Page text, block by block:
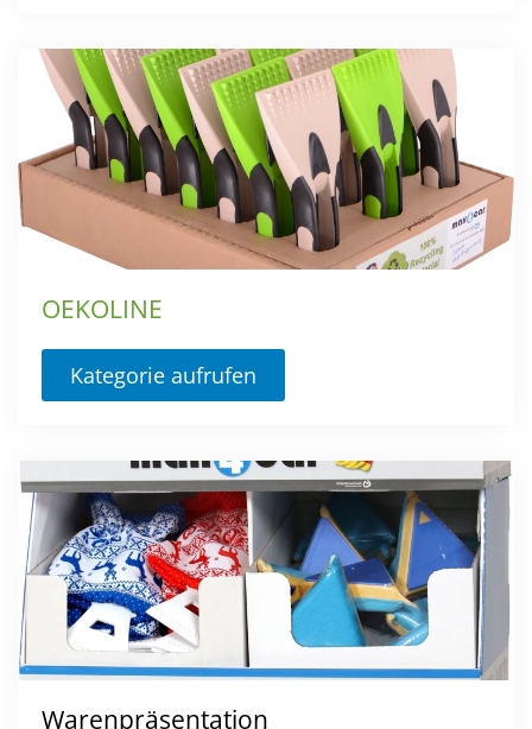
OEKOLINE
Kategorie aufrufen
Warenpräsentation